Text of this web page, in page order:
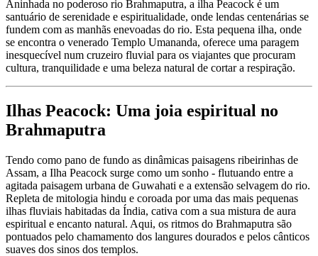
Aninhada no poderoso rio Brahmaputra, a ilha Peacock é um
santuário de serenidade e espiritualidade, onde lendas centenárias se
fundem com as manhãs enevoadas do rio. Esta pequena ilha, onde
se encontra o venerado Templo Umananda, oferece uma paragem
inesquecível num cruzeiro fluvial para os viajantes que procuram
cultura, tranquilidade e uma beleza natural de cortar a respiração.
Ilhas Peacock: Uma joia espiritual no
Brahmaputra
Tendo como pano de fundo as dinâmicas paisagens ribeirinhas de
Assam, a Ilha Peacock surge como um sonho - flutuando entre a
agitada paisagem urbana de Guwahati e a extensão selvagem do rio.
Repleta de mitologia hindu e coroada por uma das mais pequenas
ilhas fluviais habitadas da Índia, cativa com a sua mistura de aura
espiritual e encanto natural. Aqui, os ritmos do Brahmaputra são
pontuados pelo chamamento dos langures dourados e pelos cânticos
suaves dos sinos dos templos.